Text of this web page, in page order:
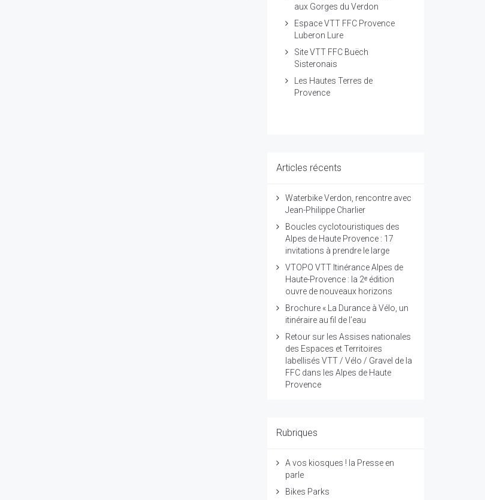
aux Gorges du Verdon
Espace VTT FFC Provence
Luberon Lure
Site VTT FFC Buëch
Sisteronais
Les Hautes Terres de
Provence
Articles récents
Waterbike Verdon, rencontre avec
Jean-Philippe Charlier
Boucles cyclotouristiques des
Alpes de Haute Provence : 17
invitations à prendre le large
VTOPO VTT Itinérance Alpes de
Haute-Provence : la 2ᵉ édition
ouvre de nouveaux horizons
Brochure « La Durance à Vélo, un
itinéraire au fil de l’eau
Retour sur les Assises nationales
des Espaces et Territoires
labellisés VTT / Vélo / Gravel de la
FFC dans les Alpes de Haute
Provence
Rubriques
A vos kiosques ! la Presse en
parle
Bikes Parks